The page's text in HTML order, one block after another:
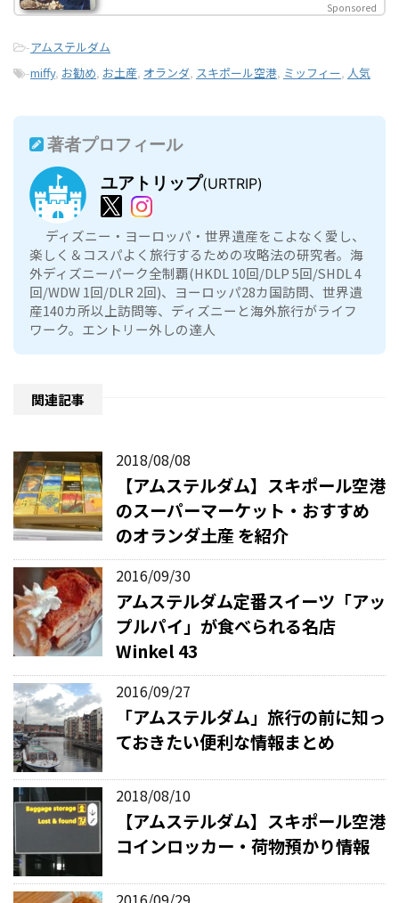
Sponsored
-アムステルダム
-miffy, お勧め, お土産, オランダ, スキポール空港, ミッフィー, 人気
著者プロフィール
ユアトリップ(URTRIP)
ディズニー・ヨーロッパ・世界遺産をこよなく愛し、
楽しく＆コスパよく旅行するための攻略法の研究者。海
外ディズニーパーク全制覇(HKDL 10回/DLP 5回/SHDL 4
回/WDW 1回/DLR 2回)、ヨーロッパ28カ国訪問、世界遺
産140カ所以上訪問等、ディズニーと海外旅行がライフ
ワーク。エントリー外しの達人
関連記事
2018/08/08
【アムステルダム】スキポール空港
のスーパーマーケット・おすすめ
のオランダ土産 を紹介
2016/09/30
アムステルダム定番スイーツ「アッ
プルパイ」が食べられる名店
Winkel 43
2016/09/27
「アムステルダム」旅行の前に知っ
ておきたい便利な情報まとめ
2018/08/10
【アムステルダム】スキポール空港
コインロッカー・荷物預かり情報